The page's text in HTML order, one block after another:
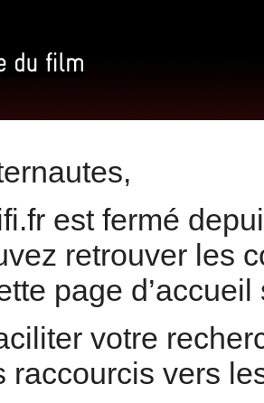
est fermé
retrouver les
page
votre
raccourcis vers